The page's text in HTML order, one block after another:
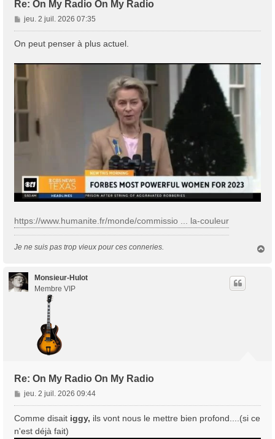
Re: On My Radio On My Radio
M
e
s
a
jeu. 2 juil. 2026 07:35
On peut penser à plus actuel.
https://www.humanite.fr/monde/commissio ... la-couleur
Je ne suis pas trop vieux pour ces conneries.
Monsieur-Hulot
Membre VIP
Re: On My Radio On My Radio
M
e
s
a
jeu. 2 juil. 2026 09:44
Comme disait iggy, ils vont nous le mettre bien profond....(si ce
n'est déjà fait)